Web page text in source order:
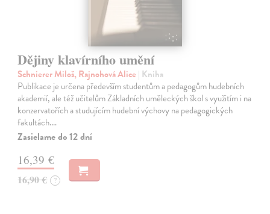
Dějiny klavírního umění
Schnierer Miloš, Rajnohová Alice | Kniha
Publikace je určena především studentům a pedagogům hudebních
akademií, ale též učitelům Základních uměleckých škol s využitím i na
konzervatořích a studujícím hudební výchovy na pedagogických
fakultách.…
Zasielame do 12 dní
16,39 €
16,90 € ?